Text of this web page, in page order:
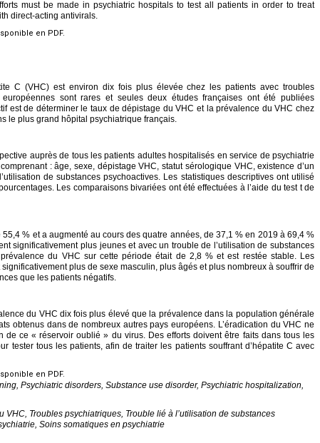
must be made in psychiatric hospitals to test all patients in order to treat
direct-acting antivirals.
en PDF.
C (VHC) est environ dix fois plus élevée chez les patients avec troubles
sont rares et seules deux études françaises ont été publiées
est de déterminer le taux de dépistage du VHC et la prévalence du VHC chez
le plus grand hôpital psychiatrique français.
auprès de tous les patients adultes hospitalisés en service de psychiatrie
: âge, sexe, dépistage VHC, statut sérologique VHC, existence d’un
de substances psychoactives. Les statistiques descriptives ont utilisé
Les comparaisons bivariées ont été effectuées à l’aide du test t de
% et a augmenté au cours des quatre années, de 37,1 % en 2019 à 69,4 %
significativement plus jeunes et avec un trouble de l’utilisation de substances
du VHC sur cette période était de 2,8 % et est restée stable. Les
plus de sexe masculin, plus âgés et plus nombreux à souffrir de
que les patients négatifs.
du VHC dix fois plus élevé que la prévalence dans la population générale
obtenus dans de nombreux autres pays européens. L’éradication du VHC ne
de ce « réservoir oublié » du virus. Des efforts doivent être faits dans tous les
tester tous les patients, afin de traiter les patients souffrant d’hépatite C avec
en PDF.
Psychiatric disorders, Substance use disorder, Psychiatric hospitalization,
VHC, Troubles psychiatriques, Trouble lié à l’utilisation de substances
Soins somatiques en psychiatrie